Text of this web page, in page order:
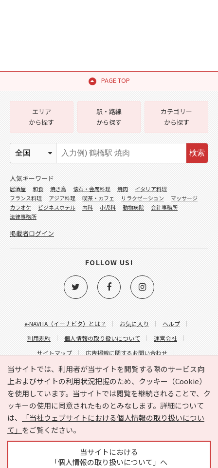
PAGE TOP
当サイトでは、利用者が当サイトを閲覧する際のサービス向
上およびサイトの利用状況把握のため、クッキー（Cookie）
を使用しています。当サイトでは閲覧を継続されることで、ク
ッキーの使用に同意されたものとみなします。詳細について
は、
「当社ウェブサイトにおける個人情報の取り扱いについ
て」 をご覧ください。
当サイトにおける
「個人情報の取り扱いについて」へ
e-NAVITA（イーナビタ）とは？ お気に入り
ヘルプ
利用規約
個人情報の取り扱いについて
運営会社
サイトマップ
広告掲載に関するお問い合わせ
サイトの内容に関するお問い合わせ
エリア
から探す
駅・路線
から探す
カテゴリー
から探す
検索
人気キーワード
居酒屋 和食 焼き鳥 懐石・会席料理 焼肉
イタリア料理
フランス料理
アジア料理 喫茶・カフェ リラクゼーション
マッサージ
カラオケ
ビジネスホテル 内科 小児科 動物病院
会計事務所
法律事務所
掲載者ログイン
FOLLOW US!
Copyright © HYOJITO.Co.,Ltd. All Rights Reserved.